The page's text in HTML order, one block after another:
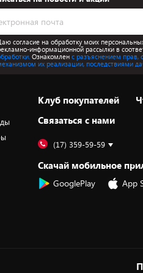
согласие на обработку моих
информационной рассылки в
Ознакомлен с разъяснением прав,
их реализации, последствиями
Клуб покупателей
Cвязаться с нами
(17) 359-59-59
Скачай мобильное
GooglePlay App